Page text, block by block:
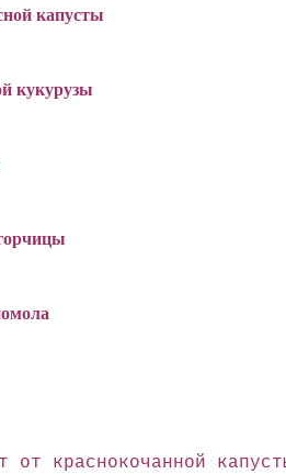
капусты
кукурузы
от краснокочанной